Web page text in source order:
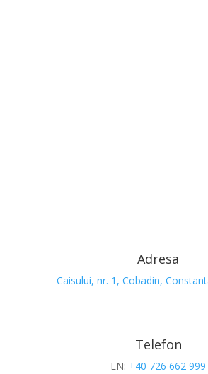
Adresa
Caisului, nr. 1, Cobadin,
Telefon
EN: +40 726 662 999